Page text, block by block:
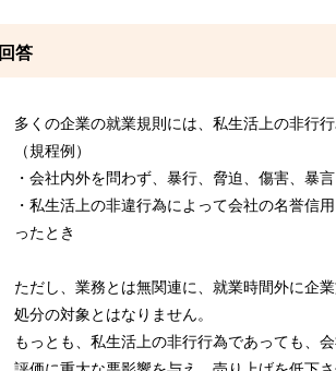
回答
多くの企業の就業規則には、私生活上の非行
（規程例）
・会社内外を問わず、暴行、脅迫、傷害、暴
・私生活上の非違行為によって会社の名誉信
ったとき
ただし、業務とは無関連に、就業時間外に企
処分の対象とはなりません。
もっとも、私生活上の非行行為であっても、